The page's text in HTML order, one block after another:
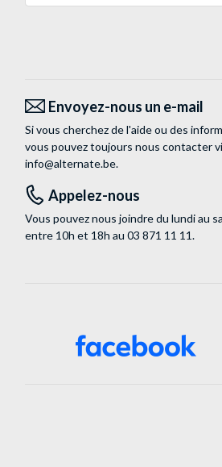
Envoyez-nous un e-mail
Si vous cherchez de l'aide ou des
vous pouvez toujours nous contacter
info@alternate.be.
Appelez-nous
Vous pouvez nous joindre du lundi au
entre 10h et 18h au 03 871 11 11.